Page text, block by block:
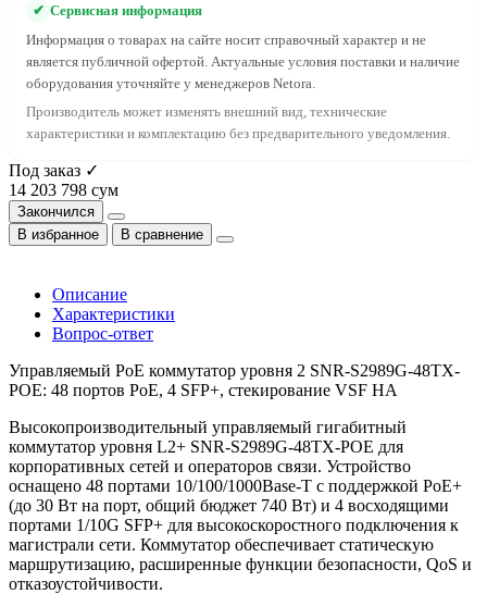
✔ Сервисная информация
Информация о товарах на сайте носит справочный характер и не
является публичной офертой. Актуальные условия поставки и наличие
оборудования уточняйте у менеджеров Netora.
Производитель может изменять внешний вид, технические
характеристики и комплектацию без предварительного уведомления.
Под заказ ✓
14 203 798 сум
Закончился
В избранное
В сравнение
Описание
Характеристики
Вопрос-ответ
Управляемый PoE коммутатор уровня 2 SNR-S2989G-48TX-
POE: 48 портов PoE, 4 SFP+, стекирование VSF HA
Высокопроизводительный управляемый гигабитный
коммутатор уровня L2+ SNR-S2989G-48TX-POE для
корпоративных сетей и операторов связи. Устройство
оснащено 48 портами 10/100/1000Base-T с поддержкой PoE+
(до 30 Вт на порт, общий бюджет 740 Вт) и 4 восходящими
портами 1/10G SFP+ для высокоскоростного подключения к
магистрали сети. Коммутатор обеспечивает статическую
маршрутизацию, расширенные функции безопасности, QoS и
отказоустойчивости.